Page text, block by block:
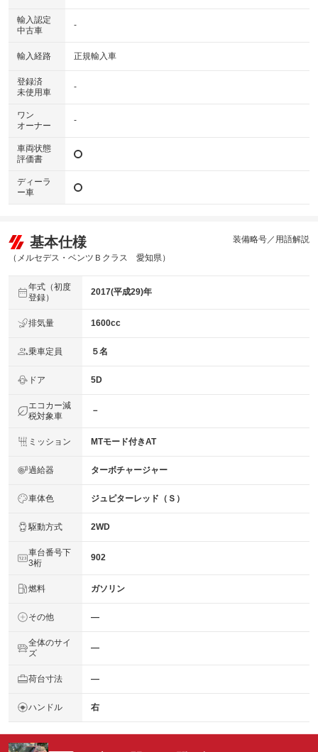
輸入認定
中古車
-
輸入経路 正規輸入車
登録済
未使用車
-
ワン
オーナー
-
車両状態
評価書
ディーラ
ー車
基本仕様
（メルセデス・ベンツＢクラス 愛知県）
装備略号／用語解説
年式（初度
登録）
2017(平成29)年
排気量 1600cc
乗車定員 ５名
ドア 5D
エコカー減
税対象車
－
ミッション MTモード付きAT
過給器 ターボチャージャー
車体色 ジュピターレッド（Ｓ）
駆動方式 2WD
車台番号下
3桁
902
燃料 ガソリン
その他 ―
全体のサイ
ズ
―
荷台寸法 ―
ハンドル 右